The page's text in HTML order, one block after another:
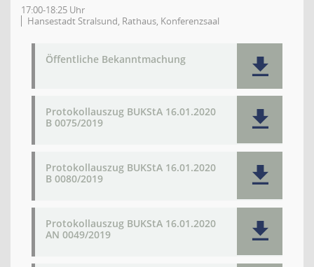
17:00-18:25 Uhr
Hansestadt Stralsund, Rathaus, Konferenzsaal
Öffentliche Bekanntmachung
Protokollauszug BUKStA 16.01.2020
B 0075/2019
Protokollauszug BUKStA 16.01.2020
B 0080/2019
Protokollauszug BUKStA 16.01.2020
AN 0049/2019